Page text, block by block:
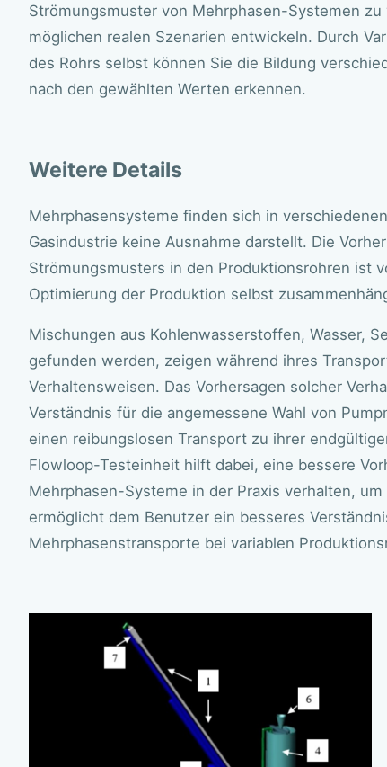
Strömungsmuster von Mehrphasen-Systemen
möglichen realen Szenarien entwickeln. Durch
des Rohrs selbst können Sie die Bildung
nach den gewählten Werten erkennen.
Weitere Details
Mehrphasensysteme finden sich in
Gasindustrie keine Ausnahme darstellt. Die
Strömungsmusters in den Produktionsrohren ist
Optimierung der Produktion selbst
Mischungen aus Kohlenwasserstoffen, Wasser,
gefunden werden, zeigen während ihres
Verhaltensweisen. Das Vorhersagen solcher
Verständnis für die angemessene Wahl von
einen reibungslosen Transport zu ihrer
Flowloop-Testeinheit hilft dabei, eine bessere
Mehrphasen-Systeme in der Praxis verhalten,
ermöglicht dem Benutzer ein besseres
Mehrphasenstransporte bei variablen